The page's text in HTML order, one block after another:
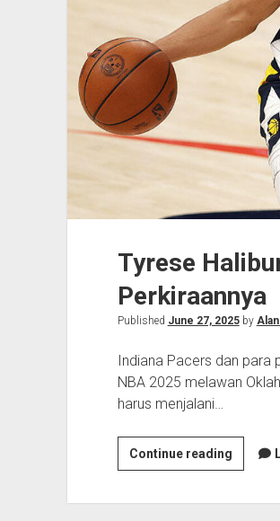
Tyrese
Perkiraannya
Published June 27, 2025by
Indiana Pacers dan para
NBA 2025 melawan
harus menjalani…
Continue readingTyrese